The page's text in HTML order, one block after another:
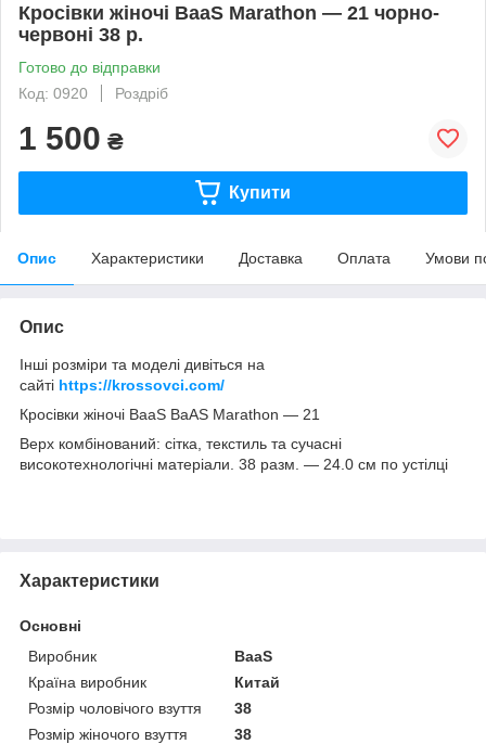
Кросівки жіночі BaaS Marathon — 21 чорно-
червоні 38 р.
Готово до відправки
Код: 0920
Роздріб
1 500 ₴
Купити
Опис Характеристики Доставка Оплата Умови
Опис
Інші розміри та моделі дивіться на
сайті https://krossovci.com/
Кросівки жіночі BaaS BaAS Marathon — 21
Верх комбінований: сітка, текстиль та сучасні
високотехнологічні матеріали. 38 разм. ― 24.0 см по устілці
Характеристики
Основні
Виробник
BaaS
Країна виробник
Китай
Розмір чоловічого взуття
38
Розмір жіночого взуття
38